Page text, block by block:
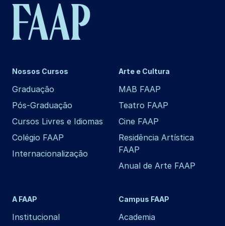
Nossos Cursos
Graduação
Pós-Graduação
Cursos Livres e Idiomas
Colégio FAAP
Internacionalização
Arte e Cultura
MAB FAAP
Teatro FAAP
Cine FAAP
Residência Artística
FAAP
Anual de Arte FAAP
A FAAP
Institucional
Campus FAAP
Academia